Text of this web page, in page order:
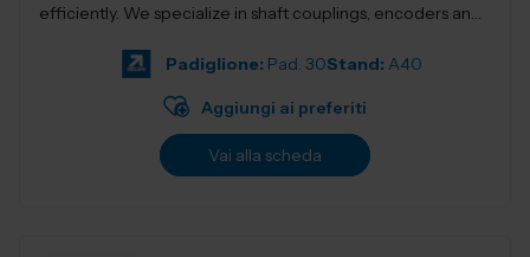
efficiently. We specialize in shaft couplings, encoders and
Padiglione: Pad. 30Stand: A40
Aggiungi ai preferiti
Vai alla scheda